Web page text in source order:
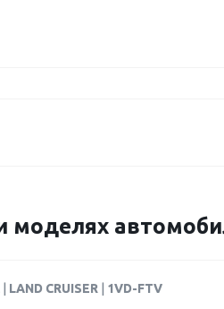
моделях
LAND CRUISER 1VD-FTV